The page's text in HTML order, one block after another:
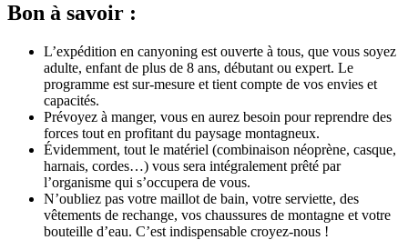
Bon à savoir :
L’expédition en canyoning est ouverte à tous, que vous soyez
adulte, enfant de plus de 8 ans, débutant ou expert. Le
programme est sur-mesure et tient compte de vos envies et
capacités.
Prévoyez à manger, vous en aurez besoin pour reprendre des
forces tout en profitant du paysage montagneux.
Évidemment, tout le matériel (combinaison néoprène, casque,
harnais, cordes…) vous sera intégralement prêté par
l’organisme qui s’occupera de vous.
N’oubliez pas votre maillot de bain, votre serviette, des
vêtements de rechange, vos chaussures de montagne et votre
bouteille d’eau. C’est indispensable croyez-nous !